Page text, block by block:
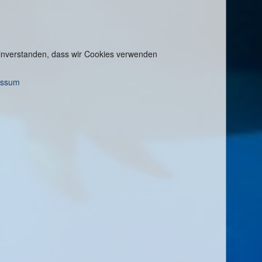
dass wir Cookies verwenden